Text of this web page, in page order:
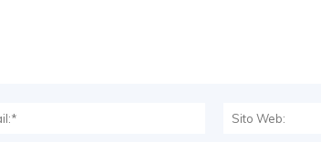
Email:*